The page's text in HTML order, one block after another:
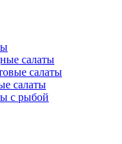
салаты
салаты
салаты
с рыбой